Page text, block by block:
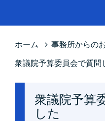
お問い合
サイトマ
プライバ
ホーム 事務所からの
衆議院予算委員会で質問
衆議院予算
した